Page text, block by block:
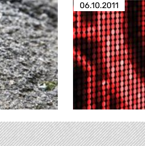
06.10.2011